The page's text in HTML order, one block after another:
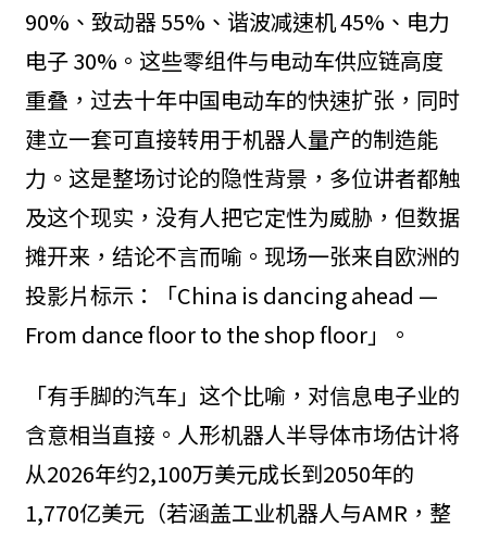
90%、致动器 55%、谐波减速机 45%、电力
电子 30%。这些零组件与电动车供应链高度
重叠，过去十年中国电动车的快速扩张，同时
建立一套可直接转用于机器人量产的制造能
力。这是整场讨论的隐性背景，多位讲者都触
及这个现实，没有人把它定性为威胁，但数据
摊开来，结论不言而喻。现场一张来自欧洲的
投影片标示：「China is dancing ahead —
From dance floor to the shop floor」。
「有手脚的汽车」这个比喻，对信息电子业的
含意相当直接。人形机器人半导体市场估计将
从2026年约2,100万美元成长到2050年的
1,770亿美元（若涵盖工业机器人与AMR，整